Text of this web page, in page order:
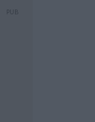
PUB